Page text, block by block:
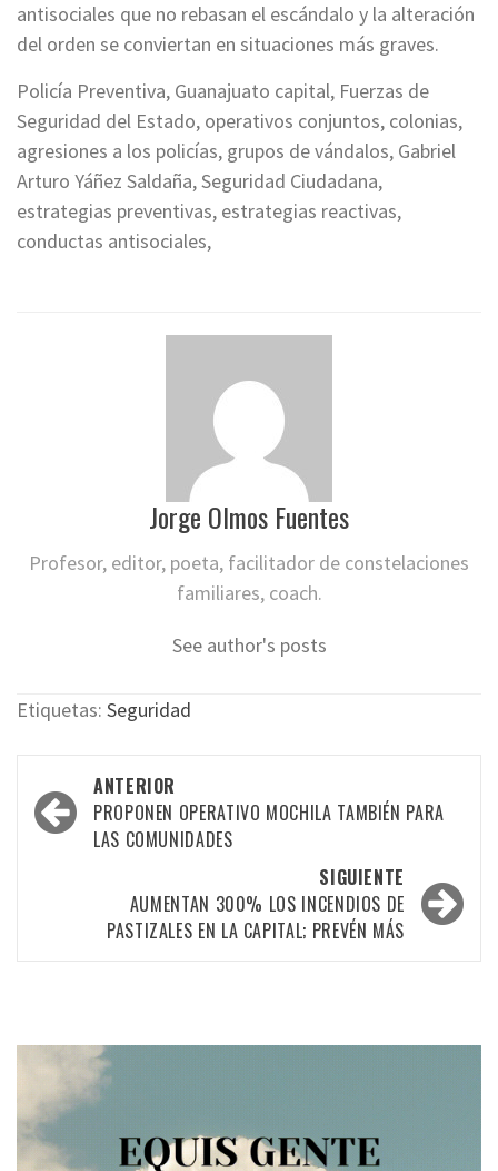
antisociales que no rebasan el escándalo y la alteración
del orden se conviertan en situaciones más graves.
Policía Preventiva, Guanajuato capital, Fuerzas de
Seguridad del Estado, operativos conjuntos, colonias,
agresiones a los policías, grupos de vándalos, Gabriel
Arturo Yáñez Saldaña, Seguridad Ciudadana,
estrategias preventivas, estrategias reactivas,
conductas antisociales,
Jorge Olmos Fuentes
Profesor, editor, poeta, facilitador de constelaciones
familiares, coach.
See author's posts
Etiquetas: Seguridad
Navegación
por
entradas
ANTERIOR
PROPONEN OPERATIVO MOCHILA TAMBIÉN PARA
LAS COMUNIDADES
SIGUIENTE
AUMENTAN 300% LOS INCENDIOS DE
PASTIZALES EN LA CAPITAL; PREVÉN MÁS